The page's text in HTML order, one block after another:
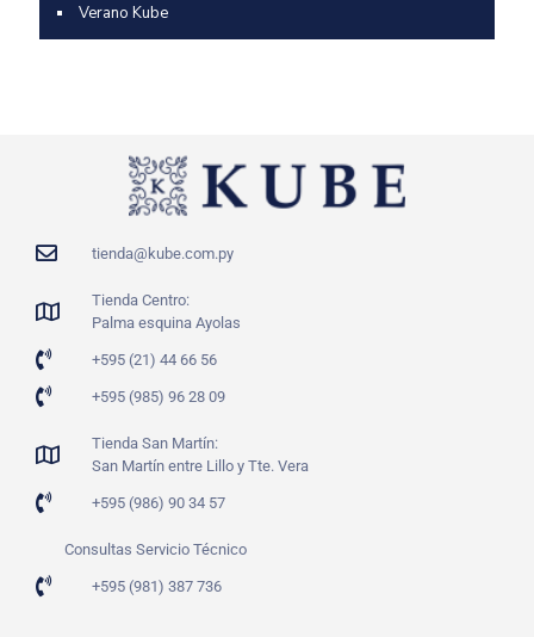
Verano Kube
tienda@kube.com.py
Tienda Centro:
Palma esquina Ayolas
+595 (21) 44 66 56
+595 (985) 96 28 09
Tienda San Martín:
San Martín entre Lillo y Tte. Vera
+595 (986) 90 34 57
Consultas Servicio Técnico
+595 (981) 387 736